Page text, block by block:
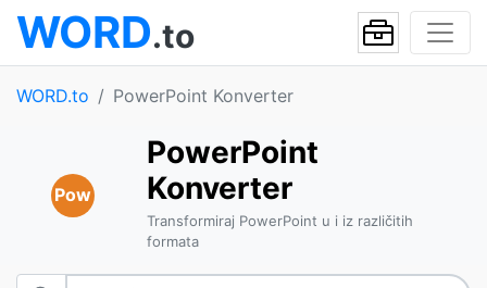
WORD.to
WORD.to PowerPoint Konverter
Pow
PowerPoint
Konverter
Transformiraj PowerPoint u i iz različitih
formata